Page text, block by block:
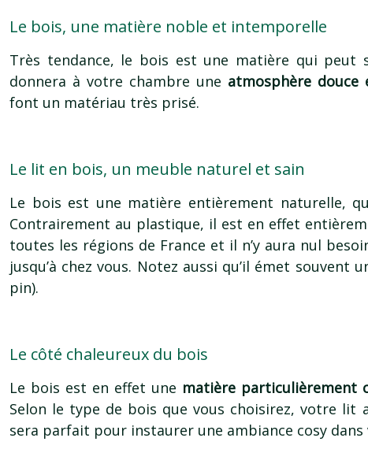
Le bois, une matière noble et intemporelle
Très tendance, le bois est une matière qui
donnera à votre chambre une atmosphère douce
font un matériau très prisé.
Le lit en bois, un meuble naturel et sain
Le bois est une matière entièrement naturelle,
Contrairement au plastique, il est en effet
toutes les régions de France et il n’y aura nul
jusqu’à chez vous. Notez aussi qu’il émet
pin).
Le côté chaleureux du bois
Le bois est en effet une matière particulièrement
Selon le type de bois que vous choisirez, votre lit
sera parfait pour instaurer une ambiance cosy